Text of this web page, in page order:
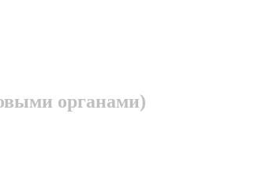
органами)